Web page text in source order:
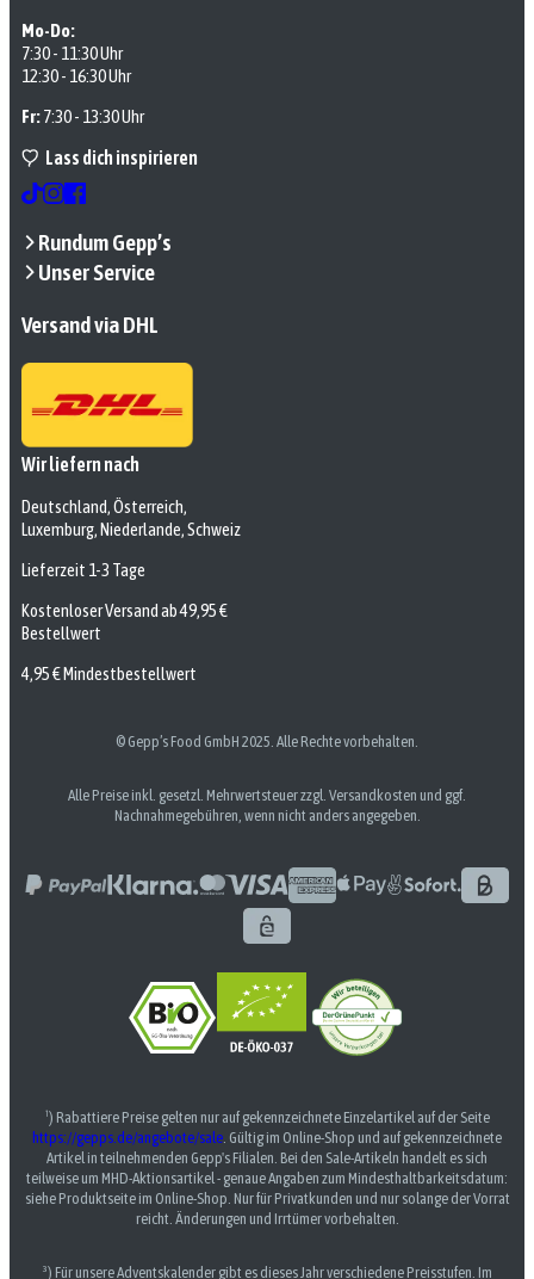
Mo-Do:
7:30 - 11:30 Uhr
12:30 - 16:30 Uhr
Fr:7:30 - 13:30 Uhr
Lass dich inspirieren
Rundum Gepp’s
Unser Service
Versand via DHL
Wir liefern nach
Deutschland, Österreich,
Luxemburg, Niederlande, Schweiz
Lieferzeit 1-3 Tage
Kostenloser Versand ab 49,95 €
Bestellwert
4,95 € Mindestbestellwert
© Gepp’s Food GmbH 2025. Alle Rechte vorbehalten.
Alle Preise inkl. gesetzl. Mehrwertsteuer zzgl. Versandkosten und ggf.
Nachnahmegebühren, wenn nicht anders angegeben.
¹) Rabattiere Preise gelten nur auf gekennzeichnete Einzelartikel auf der Seite
https://gepps.de/angebote/sale. Gültig im Online-Shop und auf gekennzeichnete
Artikel in teilnehmenden Gepp's Filialen. Bei den Sale-Artikeln handelt es sich
teilweise um MHD-Aktionsartikel - genaue Angaben zum Mindesthaltbarkeitsdatum:
siehe Produktseite im Online-Shop. Nur für Privatkunden und nur solange der Vorrat
reicht. Änderungen und Irrtümer vorbehalten.
³) Für unsere Adventskalender gibt es dieses Jahr verschiedene Preisstufen. Im